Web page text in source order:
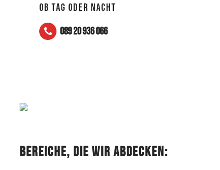
OB TAG ODER NACHT
089 20 936 066
Bereiche, die wir abdecken: